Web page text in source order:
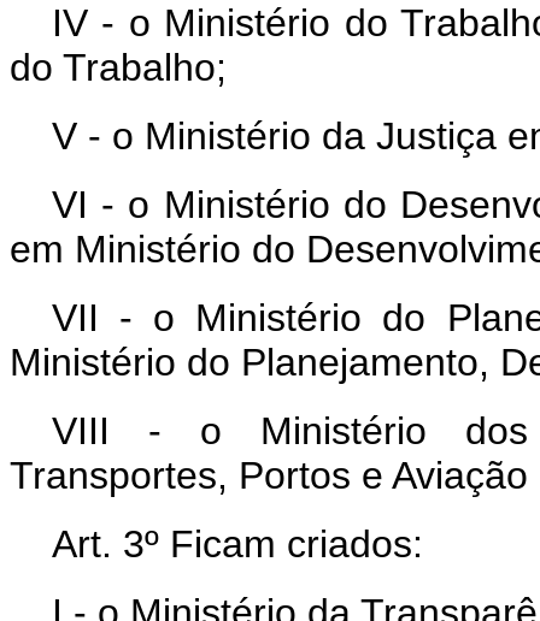
IV - o Ministério do
do Trabalho;
V - o Ministério da Justiça
VI - o Ministério do
em Ministério do
VII - o Ministério do
Ministério do Planejamento,
VIII - o Ministério dos
Transportes, Portos e Aviação
Art. 3º Ficam criados: